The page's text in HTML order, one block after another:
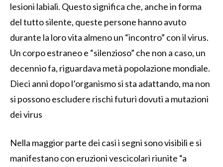
lesioni labiali. Questo significa che, anche in forma
del tutto silente, queste persone hanno avuto
durante la loro vita almeno un “incontro” con il virus.
Un corpo estraneo e “silenzioso” che non a caso, un
decennio fa, riguardava metà popolazione mondiale.
Dieci anni dopo l’organismo si sta adattando, ma non
si possono escludere rischi futuri dovuti a mutazioni
dei virus
Nella maggior parte dei casi i segni sono visibili e si
manifestano con eruzioni vescicolari riunite “a